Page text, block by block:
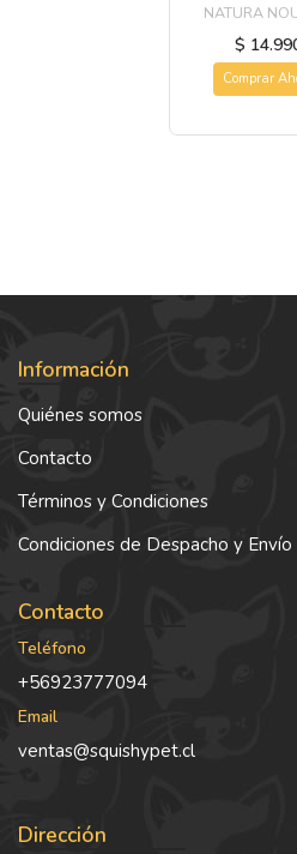
NATURA
$
Comprar
Información
Quiénes somos
Contacto
Términos y Condiciones
Condiciones de Despacho y Envío
Contacto
Teléfono
+56923777094
Email
ventas@squishypet.cl
Dirección